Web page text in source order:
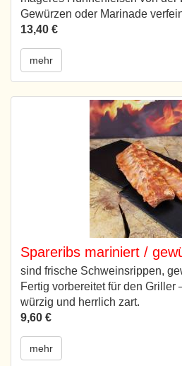
Gewürzen oder Marinade
13,40 €
mehr
Spareribs mariniert /
sind frische Schweinsrippen,
Fertig vorbereitet für den Griller
würzig und herrlich zart.
9,60 €
mehr